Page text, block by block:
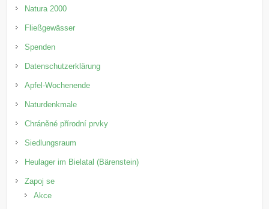
Natura 2000
Fließgewässer
Spenden
Datenschutzerklärung
Apfel-Wochenende
Naturdenkmale
Chráněné přírodní prvky
Siedlungsraum
Heulager im Bielatal (Bärenstein)
Zapoj se
Akce